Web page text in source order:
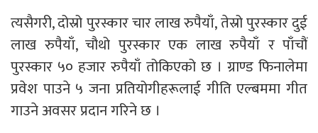
त्यसैगरी, दोस्रो पुरस्कार चार लाख रुपैयाँ, तेस्रो पुरस्कार दुई
लाख रुपैयाँ, चौथो पुरस्कार एक लाख रुपैयाँ र पाँचौं
पुरस्कार ५० हजार रुपैयाँ तोकिएको छ । ग्राण्ड फिनालेमा
प्रवेश पाउने ५ जना प्रतियोगीहरूलाई गीति एल्बममा गीत
गाउने अवसर प्रदान गरिने छ ।